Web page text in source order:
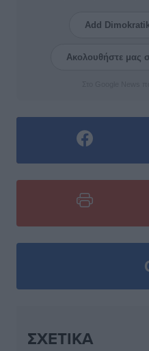
Add
Ακολουθήστε μας
ΣΧΕΤΙΚΆ